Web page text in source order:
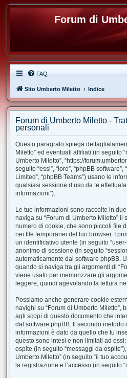
Forum di
FAQ
Sito Umberto Miletto Indice
Forum di Umberto Miletto -
personali
Questo paragrafo spiega
Miletto” ed eventuali affiliati (in seguito
Umberto Miletto”, “https://
seguito “essi”, “loro”, “phpBB
Limited”, “phpBB Teams”) usano le
qualsiasi sessione d’uso da te
informazioni”).
Le tue informazioni sono raccolte in
naviga su “Forum di Umberto Miletto”
numero di cookie, che sono piccoli file
nei file temporanei del tuo browser. I
un identificativo utente (in seguito
anonimo di sessione (in seguito
automaticamente dal software phpBB.
quando si naviga tra gli argomenti di
viene usato per memorizzare gli
leggere, quindi agevolando la lettura
Possiamo anche generare cookie
navighi su “Forum di Umberto Miletto”,
agli scopi di questo documento che
dal software phpBB. Il secondo metodo
informazioni è dato da quello che tu
questo sono intesi e non limitati ad
ospite (in seguito “messaggi da
Umberto Miletto” (in seguito “il tuo
la registrazione e l’accesso (in seguito